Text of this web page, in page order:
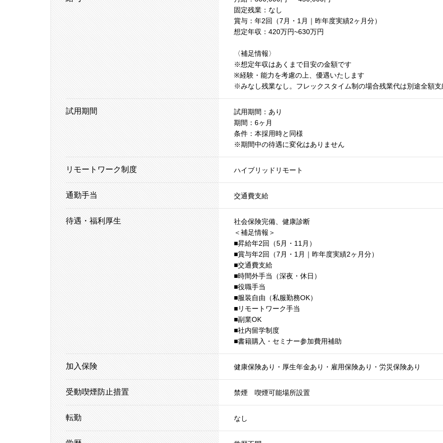
固定残業：なし
賞与：年2回（7月・1月｜昨年度実績2ヶ月分）
想定年収：420万円~630万円
〈補足情報〉
※想定年収はあくまで目安の金額です
※経験・能力を考慮の上、優遇いたします
※みなし残業なし。フレックスタイム制の場合残業代は別途全額支
試用期間
試用期間：あり
期間：6ヶ月
条件：本採用時と同様
※期間中の待遇に変化はありません
リモートワーク制度 ハイブリッドリモート
通勤手当 交通費支給
待遇・福利厚生
社会保険完備、健康診断
＜補足情報＞
■昇給年2回（5月・11月）
■賞与年2回（7月・1月｜昨年度実績2ヶ月分）
■交通費支給
■時間外手当（深夜・休日）
■役職手当
■服装自由（私服勤務OK）
■リモートワーク手当
■副業OK
■社内留学制度
■書籍購入・セミナー参加費用補助
加入保険 健康保険あり・厚生年金あり・雇用保険あり・労災保険あり
受動喫煙防止措置 禁煙 喫煙可能場所設置
転勤 なし